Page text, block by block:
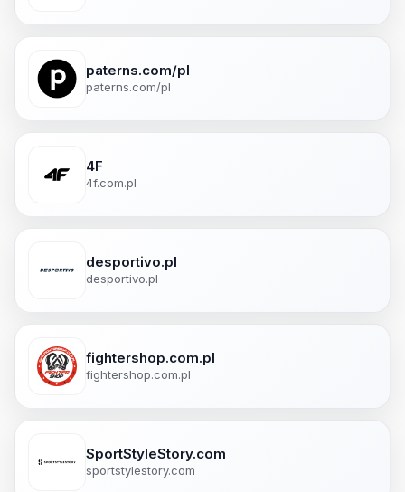
paterns.com/pl
paterns.com/pl
4F
4f.com.pl
desportivo.pl
desportivo.pl
fightershop.com.pl
fightershop.com.pl
SportStyleStory.com
sportstylestory.com